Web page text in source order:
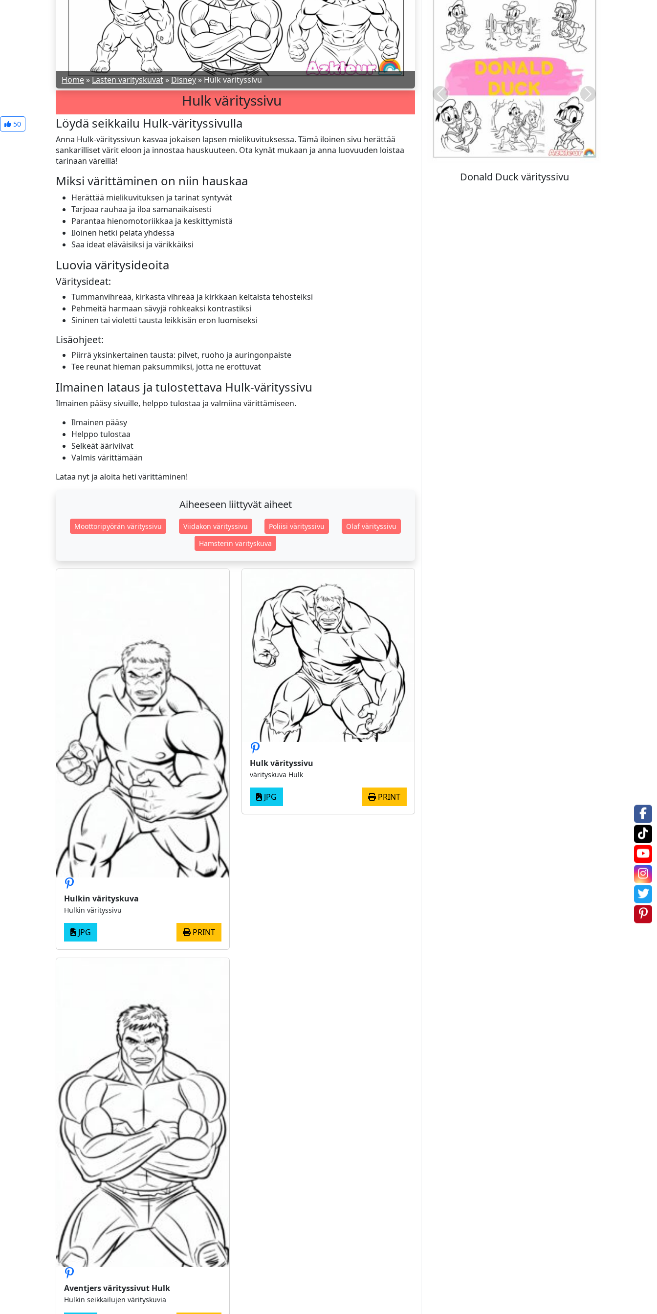
Home»Lasten värityskuvat»Disney»Hulk värityssivu
Hulk värityssivu
50 Löydä seikkailu Hulk-värityssivulla
Anna Hulk-värityssivun kasvaa jokaisen lapsen mielikuvituksessa. Tämä iloinen sivu herättää
sankarilliset värit eloon ja innostaa hauskuuteen. Ota kynät mukaan ja anna luovuuden loistaa
tarinaan väreillä!
Miksi värittäminen on niin hauskaa
Herättää mielikuvituksen ja tarinat syntyvät
Tarjoaa rauhaa ja iloa samanaikaisesti
Parantaa hienomotoriikkaa ja keskittymistä
Iloinen hetki pelata yhdessä
Saa ideat eläväisiksi ja värikkäiksi
Luovia väritysideoita
Väritysideat:
Tummanvihreää, kirkasta vihreää ja kirkkaan keltaista tehosteiksi
Pehmeitä harmaan sävyjä rohkeaksi kontrastiksi
Sininen tai violetti tausta leikkisän eron luomiseksi
Lisäohjeet:
Piirrä yksinkertainen tausta: pilvet, ruoho ja auringonpaiste
Tee reunat hieman paksummiksi, jotta ne erottuvat
Ilmainen lataus ja tulostettava Hulk-värityssivu
Ilmainen pääsy sivuille, helppo tulostaa ja valmiina värittämiseen.
Ilmainen pääsy
Helppo tulostaa
Selkeät ääriviivat
Valmis värittämään
Lataa nyt ja aloita heti värittäminen!
Aiheeseen liittyvät aiheet
Moottoripyörän värityssivu Viidakon värityssivu Poliisi värityssivu
Olaf värityssivu
Hamsterin värityskuva
Hulkin värityskuva
Hulkin värityssivu
JPG PRINT
Hulk värityssivu
värityskuva Hulk
JPG PRINT
Aventjers värityssivut Hulk
Hulkin seikkailujen värityskuvia
Stitch värityskuva
Previous Next